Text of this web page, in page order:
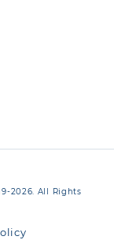
2026. All Rights